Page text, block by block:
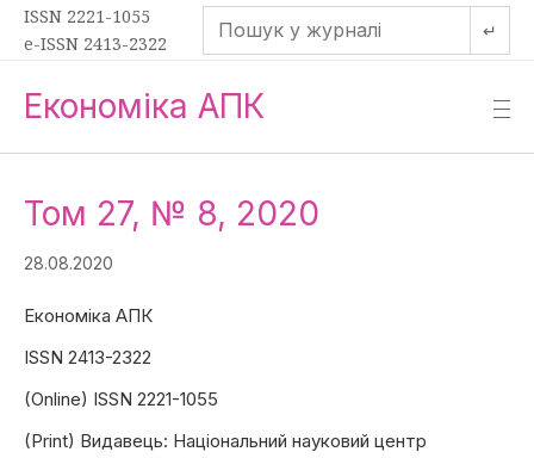
ISSN 2221-1055
e-ISSN 2413-2322
↵
Економіка АПК —
—
—
Том 27, № 8, 2020
28.08.2020
Економіка АПК
ISSN 2413-2322
(Online) ISSN 2221-1055
(Print) Видавець: Національний науковий центр